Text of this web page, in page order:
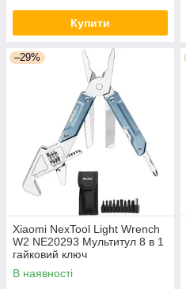
Купити
–29%
Xiaomi NexTool Light Wrench
W2 NE20293 Мультитул 8 в 1
гайковий ключ
В наявності